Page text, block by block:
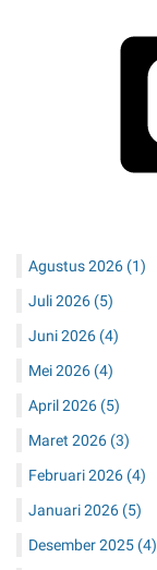
Agustus 2026 (1)
Juli 2026 (5)
Juni 2026 (4)
Mei 2026 (4)
April 2026 (5)
Maret 2026 (3)
Februari 2026 (4)
Januari 2026 (5)
Desember 2025 (4)